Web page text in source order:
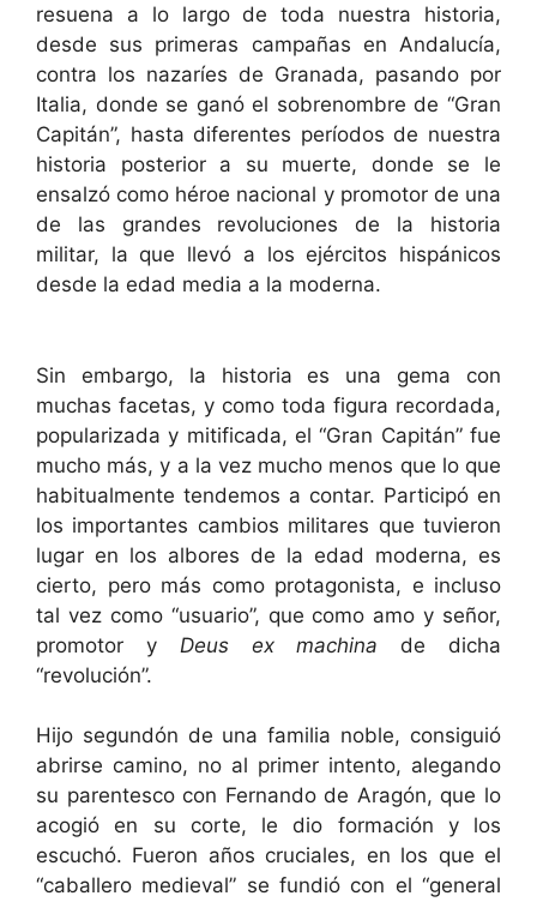
resuena a lo largo de toda nuestra historia,
desde sus primeras campañas en Andalucía,
contra los nazaríes de Granada, pasando por
Italia, donde se ganó el sobrenombre de “Gran
Capitán”, hasta diferentes períodos de nuestra
historia posterior a su muerte, donde se le
ensalzó como héroe nacional y promotor de una
de las grandes revoluciones de la historia
militar, la que llevó a los ejércitos hispánicos
desde la edad media a la moderna.
Sin embargo, la historia es una gema con
muchas facetas, y como toda figura recordada,
popularizada y mitificada, el “Gran Capitán” fue
mucho más, y a la vez mucho menos que lo que
habitualmente tendemos a contar. Participó en
los importantes cambios militares que tuvieron
lugar en los albores de la edad moderna, es
cierto, pero más como protagonista, e incluso
tal vez como “usuario”, que como amo y señor,
promotor y Deus ex machina de dicha
“revolución”.
Hijo segundón de una familia noble, consiguió
abrirse camino, no al primer intento, alegando
su parentesco con Fernando de Aragón, que lo
acogió en su corte, le dio formación y los
escuchó. Fueron años cruciales, en los que el
“caballero medieval” se fundió con el “general